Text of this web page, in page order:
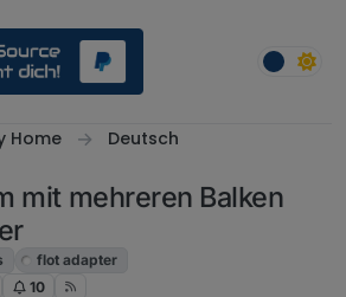
Home
Deutsch
mit mehreren Balken
flot adapter
10